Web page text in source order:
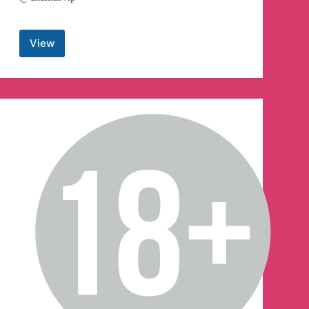
ViewKimberly
Alvarado
Channel